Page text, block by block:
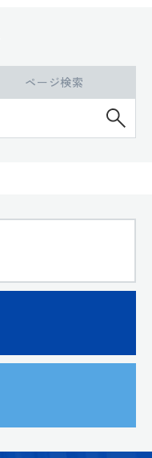
ページ検索